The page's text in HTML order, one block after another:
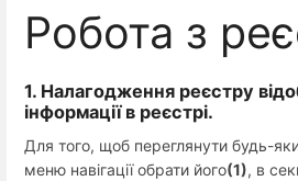
Робота з
1. Налагодження реєстру
інформації в реєстрі.
Для того, щоб переглянути будь-
меню навігації обрати його(1), в